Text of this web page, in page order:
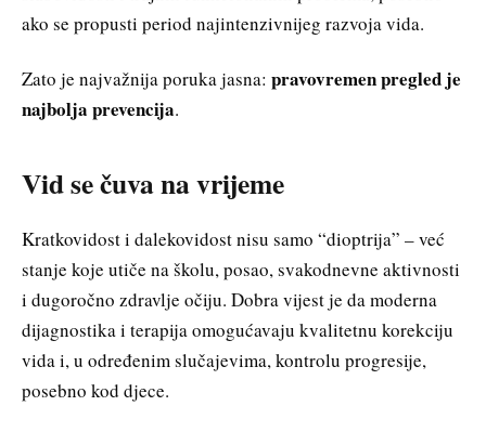
ako se propusti period najintenzivnijeg razvoja vida.
Zato je najvažnija poruka jasna: pravovremen pregled je
najbolja prevencija.
Vid se čuva na vrijeme
Kratkovidost i dalekovidost nisu samo “dioptrija” – već
stanje koje utiče na školu, posao, svakodnevne aktivnosti
i dugoročno zdravlje očiju. Dobra vijest je da moderna
dijagnostika i terapija omogućavaju kvalitetnu korekciju
vida i, u određenim slučajevima, kontrolu progresije,
posebno kod djece.